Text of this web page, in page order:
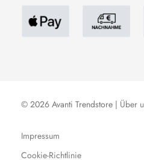
© 2026 Avanti Trendstore | Über
Impressum
Cookie-Richtlinie